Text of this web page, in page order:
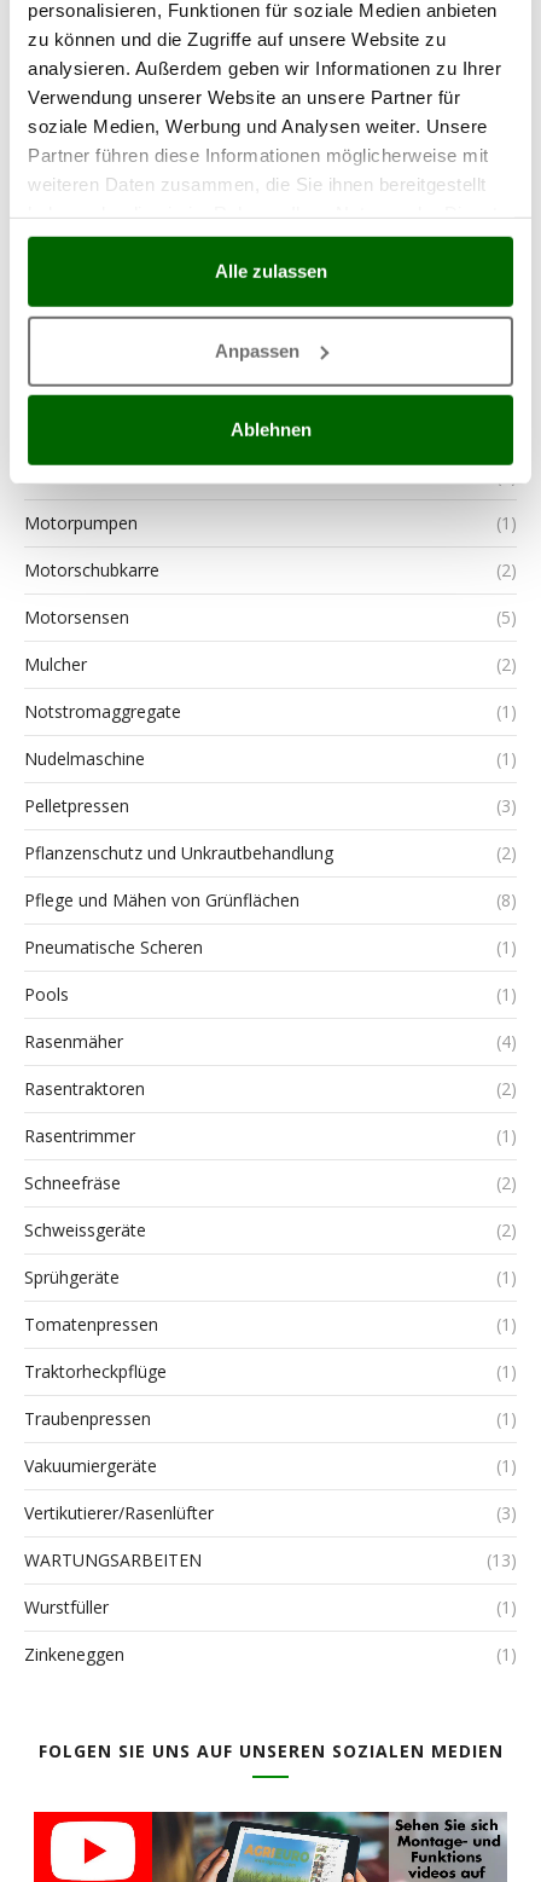
personalisieren, Funktionen für soziale Medien anbieten
zu können und die Zugriffe auf unsere Website zu
analysieren. Außerdem geben wir Informationen zu Ihrer
Verwendung unserer Website an unsere Partner für
soziale Medien, Werbung und Analysen weiter. Unsere
Partner führen diese Informationen möglicherweise mit
weiteren Daten zusammen, die Sie ihnen bereitgestellt
gesammelt haben.
Alle zulassen
Anpassen
Ablehnen
Landwirtschaftliche Anbaugeräte für Traktoren
Laubbläser
Leichtgrubber
Mähroboter
Manuelle Baum-und Astscheren (2)
Motoren (3)
Motorpumpen (1)
Motorschubkarre (2)
Motorsensen (5)
Mulcher (2)
Notstromaggregate (1)
Nudelmaschine (1)
Pelletpressen (3)
Pflanzenschutz und Unkrautbehandlung (2)
Pflege und Mähen von Grünflächen (8)
Pneumatische Scheren (1)
Pools (1)
Rasenmäher (4)
Rasentraktoren (2)
Rasentrimmer (1)
Schneefräse (2)
Schweissgeräte (2)
Sprühgeräte (1)
Tomatenpressen (1)
Traktorheckpflüge (1)
Traubenpressen (1)
Vakuumiergeräte (1)
Vertikutierer/Rasenlüfter (3)
WARTUNGSARBEITEN (13)
Wurstfüller (1)
Zinkeneggen (1)
FOLGEN SIE UNS AUF UNSEREN SOZIALEN MEDIEN